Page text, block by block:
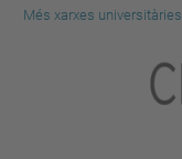
Més xarxes universitàries